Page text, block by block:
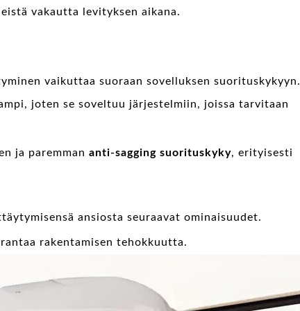
vakautta levityksen aikana.
vaikuttaa suoraan sovelluksen suorituskykyyn.
joten se soveltuu järjestelmiin, joissa tarvitaan
ja paremman anti-sagging suorituskyky, erityisesti
ansiosta seuraavat ominaisuudet.
rakentamisen tehokkuutta.